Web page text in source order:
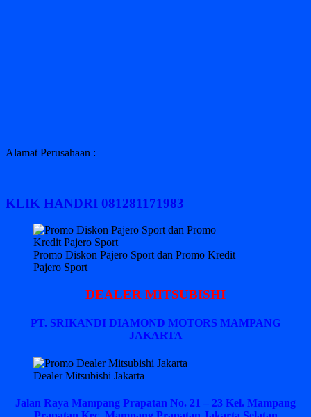
Alamat Perusahaan :
KLIK HANDRI 081281171983
Promo Diskon Pajero Sport dan Promo Kredit
Pajero Sport
DEALER MITSUBISHI
PT. SRIKANDI DIAMOND MOTORS MAMPANG
JAKARTA
Dealer Mitsubishi Jakarta
Jalan Raya Mampang Prapatan No. 21 – 23 Kel. Mampang